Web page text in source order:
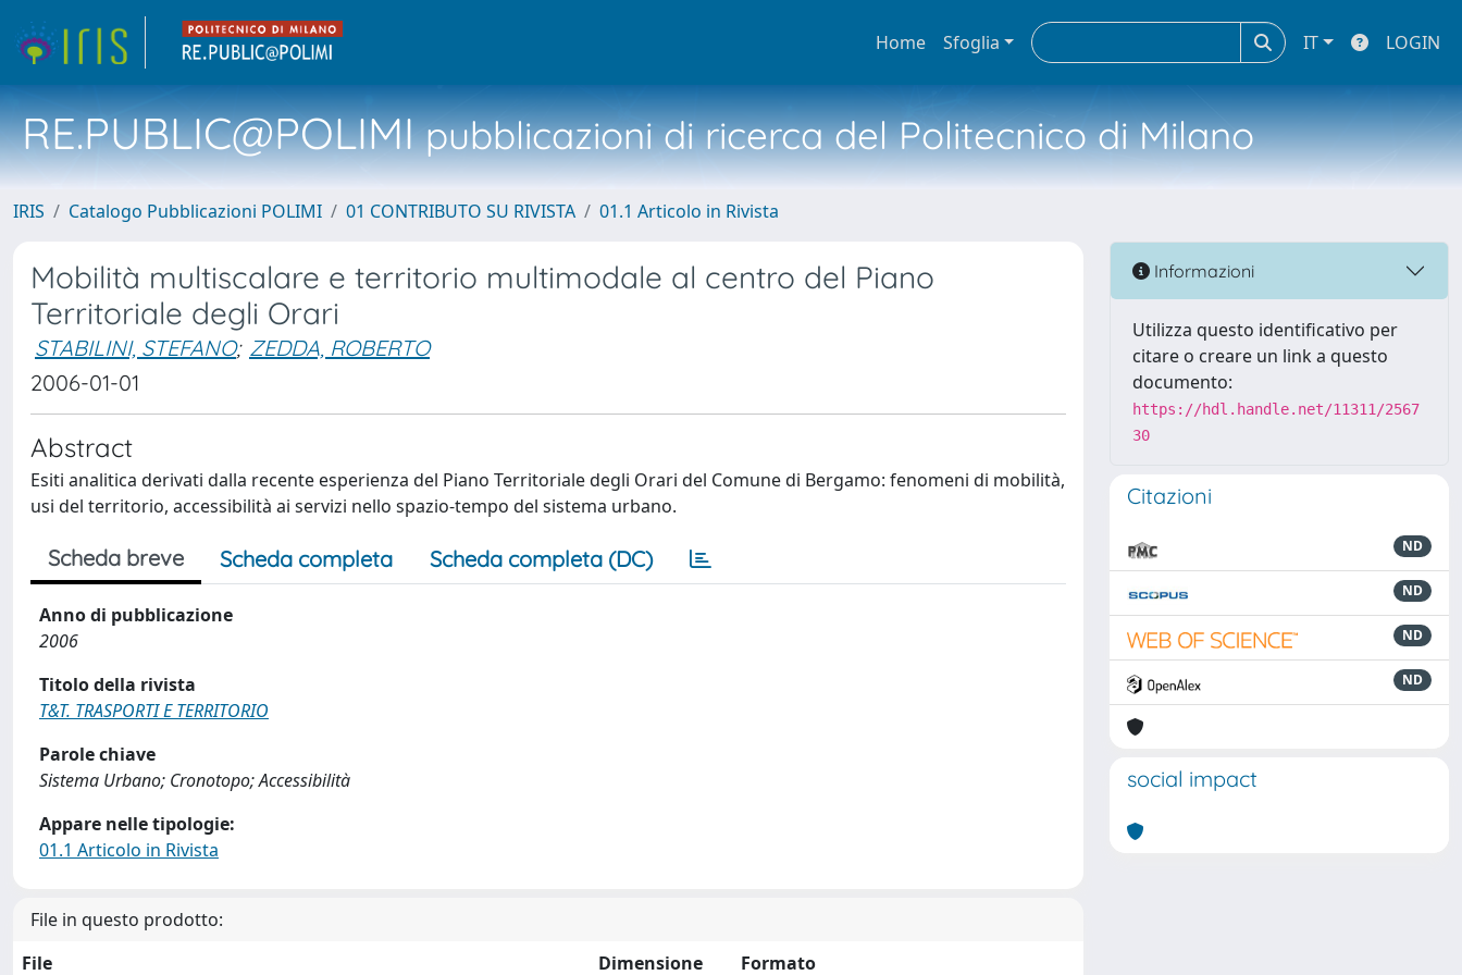
Home Sfoglia IT LOGIN
RE.PUBLIC@POLIMIpubblicazioni di ricerca del Politecnico di Milano
IRIS Catalogo Pubblicazioni POLIMI 01 CONTRIBUTO SU RIVISTA 01.1 Articolo in Rivista
Mobilità multiscalare e territorio multimodale al centro del Piano
Territoriale degli Orari
STABILINI, STEFANO; ZEDDA, ROBERTO
2006-01-01
Abstract
Esiti analitica derivati dalla recente esperienza del Piano Territoriale degli Orari del Comune di Bergamo: fenomeni di mobilità,
usi del territorio, accessibilità ai servizi nello spazio-tempo del sistema urbano.
Scheda breve Scheda completa Scheda completa (DC)
Anno di pubblicazione
2006
Titolo della rivista
T&T. TRASPORTI E TERRITORIO
Parole chiave
Sistema Urbano; Cronotopo; Accessibilità
Appare nelle tipologie:
01.1 Articolo in Rivista
File in questo prodotto:
File
Dimensione Formato
Informazioni
Utilizza questo identificativo per
citare o creare un link a questo
documento:
https://hdl.handle.net/11311/2567
30
Citazioni
ND
ND
ND
ND
social impact